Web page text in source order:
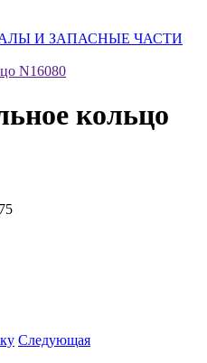
И ЗАПАСНЫЕ ЧАСТИ
N16080
кольцо
Следующая